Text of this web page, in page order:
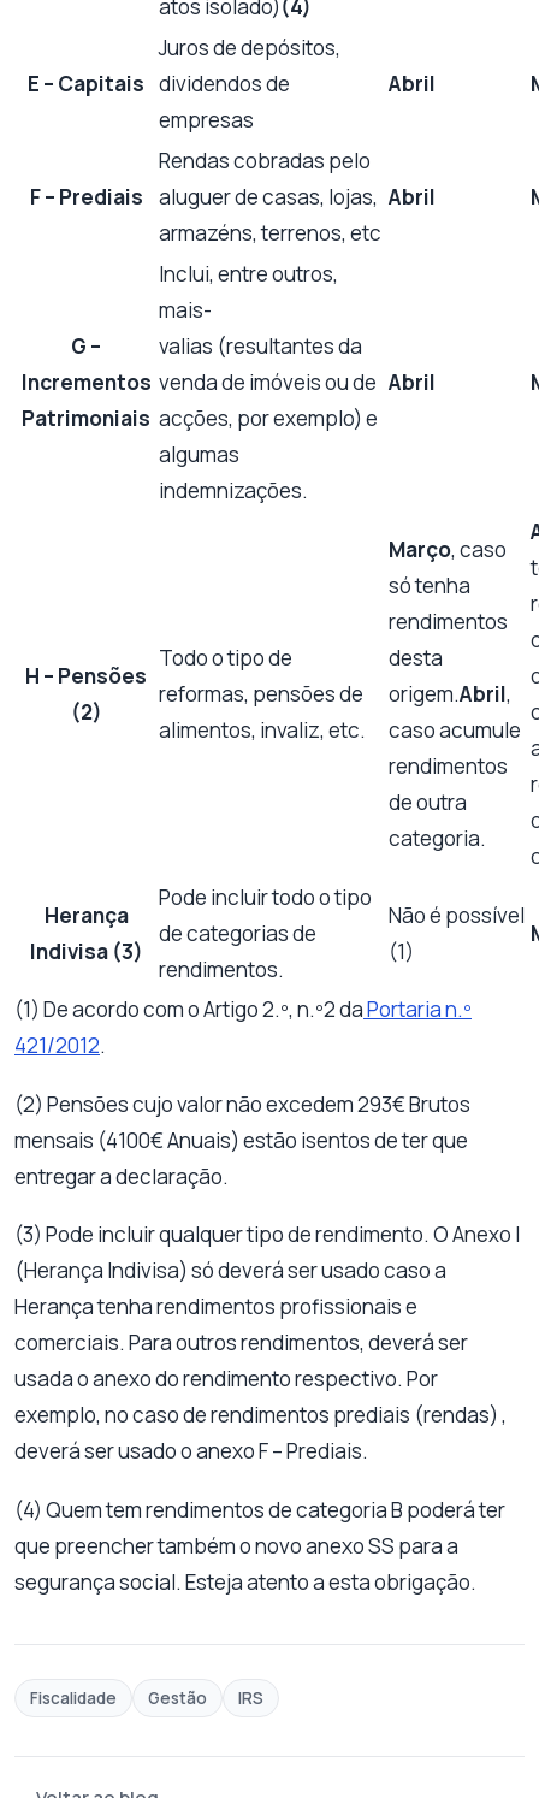
atos isolado)(4)
E – Capitais
Juros de depósitos,
dividendos de
empresas
Abril
F – Prediais
Rendas cobradas pelo
aluguer de casas, lojas,
armazéns, terrenos, etc
Abril
G –
Incrementos
Patrimoniais
Inclui, entre outros,
mais-
valias (resultantes da
venda de imóveis ou de
acções, por exemplo) e
algumas
indemnizações.
Abril
H – Pensões
(2)
Todo o tipo de
reformas, pensões de
alimentos, invaliz, etc.
Março, caso
só tenha
rendimentos
desta
origem.Abril,
caso acumule
rendimentos
de outra
categoria.
Herança
Indivisa (3)
Pode incluir todo o tipo
de categorias de
rendimentos.
Não é possível
(1)
(1) De acordo com o Artigo 2.º, n.º2 daPortaria n.º
421/2012.
(2) Pensões cujo valor não excedem 293€ Brutos
mensais (4100€ Anuais) estão isentos de ter que
entregar a declaração.
(3) Pode incluir qualquer tipo de rendimento. O Anexo I
(Herança Indivisa) só deverá ser usado caso a
Herança tenha rendimentos profissionais e
comerciais. Para outros rendimentos, deverá ser
usada o anexo do rendimento respectivo. Por
exemplo, no caso de rendimentos prediais (rendas) ,
deverá ser usado o anexo F – Prediais.
(4) Quem tem rendimentos de categoria B poderá ter
que preencher também o novo anexo SS para a
segurança social. Esteja atento a esta obrigação.
Fiscalidade Gestão IRS